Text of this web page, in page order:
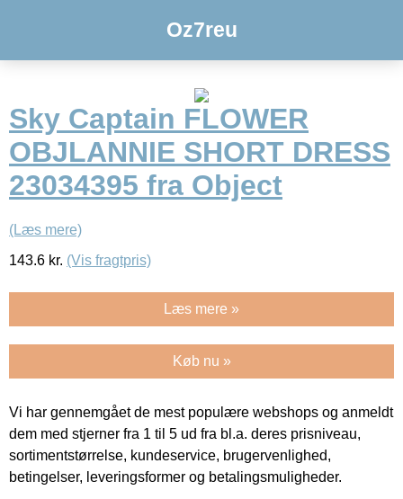
Oz7reu
Sky Captain FLOWER
OBJLANNIE SHORT DRESS
23034395 fra Object
(Læs mere)
143.6 kr. (Vis fragtpris)
Læs mere »
Køb nu »
Vi har gennemgået de mest populære webshops og anmeldt
dem med stjerner fra 1 til 5 ud fra bl.a. deres prisniveau,
sortimentstørrelse, kundeservice, brugervenlighed,
betingelser, leveringsformer og betalingsmuligheder.